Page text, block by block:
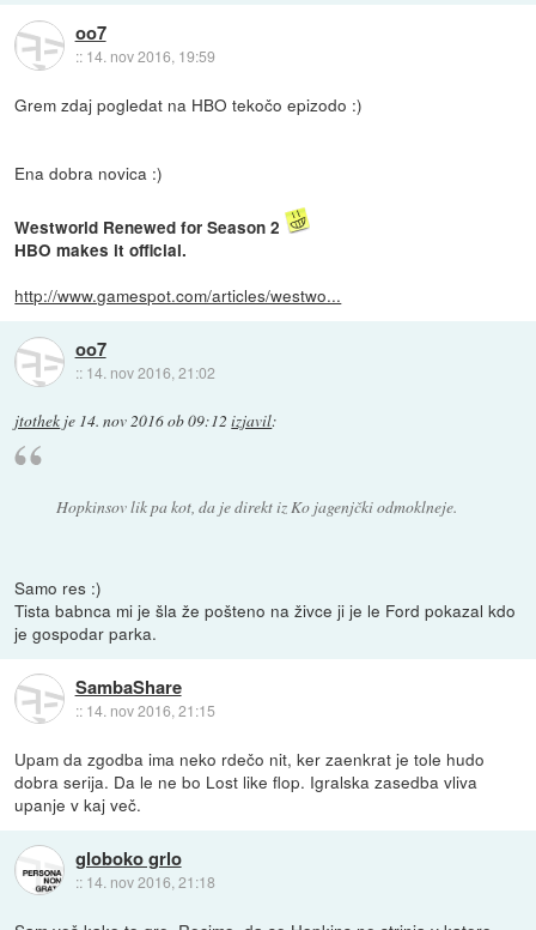
oo7
:: 14. nov 2016, 19:59
Grem zdaj pogledat na HBO tekočo epizodo :)
Ena dobra novica :)
Westworld Renewed for Season 2
HBO makes it official.
http://www.gamespot.com/articles/westwo...
oo7
:: 14. nov 2016, 21:02
jtothek je 14. nov 2016 ob 09:12 izjavil:
Hopkinsov lik pa kot, da je direkt iz Ko jagenjčki odmoklneje.
Samo res :)
Tista babnca mi je šla že pošteno na živce ji je le Ford pokazal kdo
je gospodar parka.
SambaShare
:: 14. nov 2016, 21:15
Upam da zgodba ima neko rdečo nit, ker zaenkrat je tole hudo
dobra serija. Da le ne bo Lost like flop. Igralska zasedba vliva
upanje v kaj več.
globoko grlo
:: 14. nov 2016, 21:18